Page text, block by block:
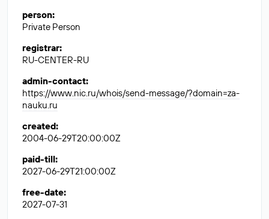
person:
Private Person
registrar:
RU-CENTER-RU
admin-contact:
https://www.nic.ru/whois/send-message/?domain=za-
nauku.ru
created:
2004-06-29T20:00:00Z
paid-till:
2027-06-29T21:00:00Z
free-date:
2027-07-31